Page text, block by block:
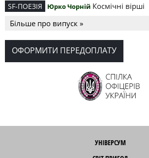
SF-ПОЕЗІЯ Юрко Чорній Космічні вірші
Більше про випуск »
ОФОРМИТИ ПЕРЕДОПЛАТУ
УНІВЕРСУМ